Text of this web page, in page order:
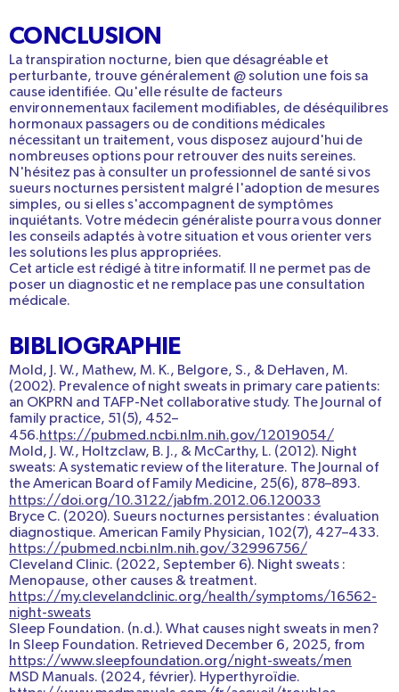
CONCLUSION
La transpiration nocturne, bien que désagréable et
perturbante, trouve généralement @ solution une fois sa
cause identifiée. Qu'elle résulte de facteurs
environnementaux facilement modifiables, de déséquilibres
hormonaux passagers ou de conditions médicales
nécessitant un traitement, vous disposez aujourd'hui de
nombreuses options pour retrouver des nuits sereines.
N'hésitez pas à consulter un professionnel de santési vos
sueurs nocturnes persistent malgré l'adoption de mesures
simples, ou si elles s'accompagnent de symptômes
inquiétants. Votre médecin généraliste pourra vous donner
les conseils adaptés à votre situation et vous orienter vers
les solutions les plus appropriées.
Cet article est rédigé à titre informatif. Il ne permet pas de
poser un diagnostic et ne remplace pas une consultation
médicale.
BIBLIOGRAPHIE
Mold, J. W., Mathew, M. K., Belgore, S., & DeHaven, M.
(2002). Prevalence of night sweats in primary care patients:
an OKPRN and TAFP-Net collaborative study. The Journal of
family practice, 51(5), 452–
456.https://pubmed.ncbi.nlm.nih.gov/12019054/
Mold, J. W., Holtzclaw, B. J., & McCarthy, L. (2012). Night
sweats: A systematic review of the literature. The Journal of
the American Board of Family Medicine, 25(6), 878–893.
https://doi.org/10.3122/jabfm.2012.06.120033
Bryce C. (2020). Sueurs nocturnes persistantes : évaluation
diagnostique. American Family Physician, 102(7), 427–433.
https://pubmed.ncbi.nlm.nih.gov/32996756/
Cleveland Clinic. (2022, September 6). Night sweats :
Menopause, other causes & treatment.
https://my.clevelandclinic.org/health/symptoms/16562-
night-sweats
Sleep Foundation. (n.d.). What causes night sweats in men?
In Sleep Foundation. Retrieved December 6, 2025, from
https://www.sleepfoundation.org/night-sweats/men
MSD Manuals. (2024, février). Hyperthyroïdie.